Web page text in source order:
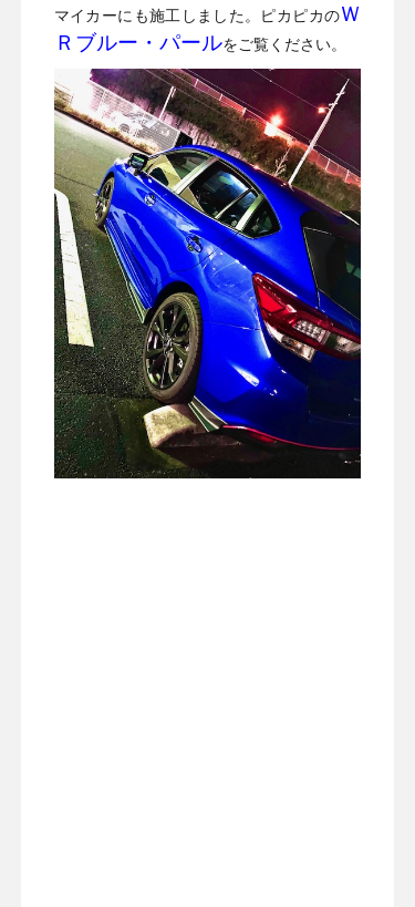
マイカーにも施工しました。ピカピカのＷ
Ｒブルー・パールをご覧ください。